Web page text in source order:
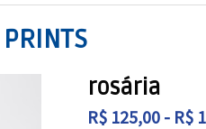
PRINTS
rosária
R$ 125,00 - R$